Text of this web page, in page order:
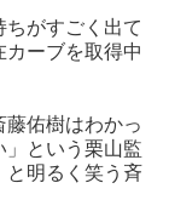
ちがすごく出て
ーブを取得中
藤佑樹はわかっ
」という栗山監
と明るく笑う斉